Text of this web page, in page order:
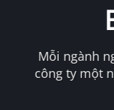
Mỗi ngành
công ty một